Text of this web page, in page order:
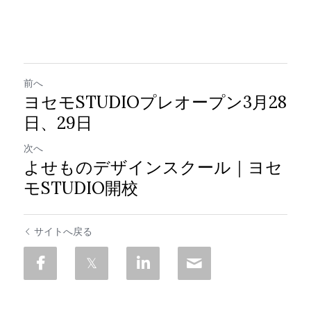
前へ
ヨセモSTUDIOプレオープン3月28
日、29日
次へ
よせものデザインスクール｜ヨセ
モSTUDIO開校
サイトへ戻る